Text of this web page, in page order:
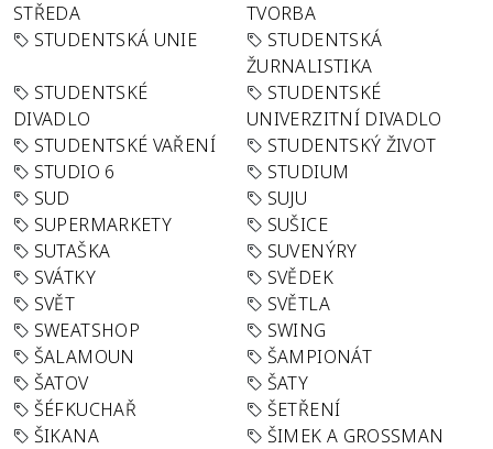
STŘEDA
TVORBA
STUDENTSKÁ UNIE
STUDENTSKÁ
ŽURNALISTIKA
STUDENTSKÉ
DIVADLO
STUDENTSKÉ
UNIVERZITNÍ DIVADLO
STUDENTSKÉ VAŘENÍ
STUDENTSKÝ ŽIVOT
STUDIO 6
STUDIUM
SUD
SUJU
SUPERMARKETY
SUŠICE
SUTAŠKA
SUVENÝRY
SVÁTKY
SVĚDEK
SVĚT
SVĚTLA
SWEATSHOP
SWING
ŠALAMOUN
ŠAMPIONÁT
ŠATOV
ŠATY
ŠÉFKUCHAŘ
ŠETŘENÍ
ŠIKANA
ŠIMEK A GROSSMAN